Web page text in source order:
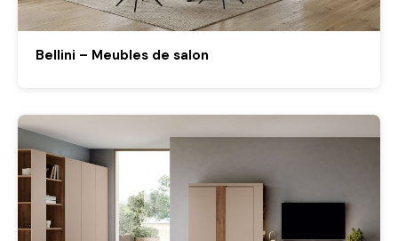
Bellini – Meubles de salon